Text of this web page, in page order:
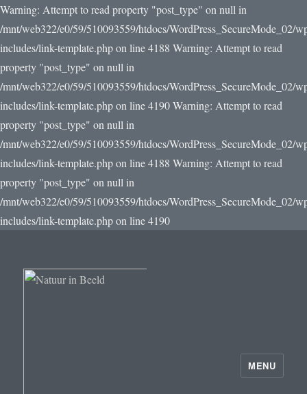
Warning: Attempt to read property "post_type" on null in
/mnt/web322/e0/59/510093559/htdocs/WordPress_SecureMode_02/
includes/link-template.php on line 4188 Warning: Attempt to read
property "post_type" on null in
/mnt/web322/e0/59/510093559/htdocs/WordPress_SecureMode_02/
includes/link-template.php on line 4190Warning: Attempt to read
property "post_type" on null in
/mnt/web322/e0/59/510093559/htdocs/WordPress_SecureMode_02/
includes/link-template.php on line 4188 Warning: Attempt to read
property "post_type" on null in
/mnt/web322/e0/59/510093559/htdocs/WordPress_SecureMode_02/
includes/link-template.php on line 4190
MENU